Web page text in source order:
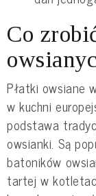
Co
Płatki owsiane
w kuchni
podstawa
owsianki. Są
batoników
tartej w